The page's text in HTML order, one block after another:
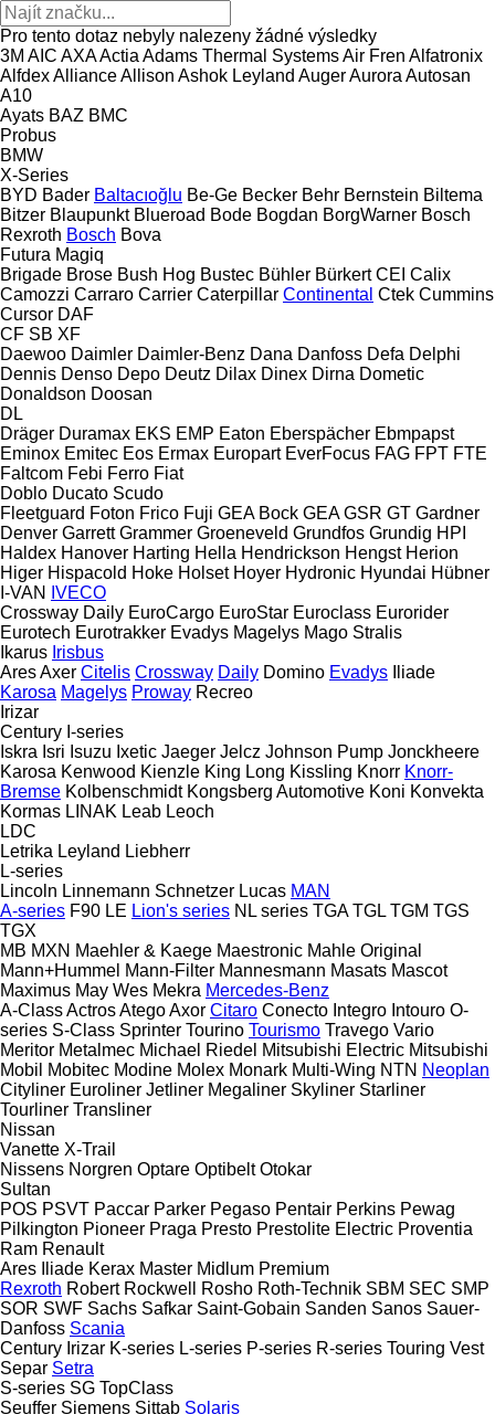
Pro tento dotaz nebyly nalezeny žádné výsledky
3M AIC AXAActia Adams Thermal SystemsAir Fren Alfatronix
AlfdexAllianceAllison Ashok Leyland AugerAurora Autosan
A10
Ayats BAZ BMC
Probus
BMW
X-Series
BYD Bader Baltacıoğlu Be-Ge Becker Behr Bernstein Biltema
Bitzer Blaupunkt Blueroad Bode Bogdan BorgWarner Bosch
Rexroth Bosch Bova
Futura Magiq
Brigade Brose Bush Hog Bustec Bühler Bürkert CEI Calix
Camozzi Carraro Carrier Caterpillar Continental Ctek Cummins
Cursor DAF
CF SB XF
Daewoo Daimler Daimler-Benz Dana Danfoss Defa Delphi
Dennis Denso Depo Deutz Dilax Dinex Dirna Dometic
Donaldson Doosan
DL
Dräger Duramax EKS EMP Eaton Eberspächer Ebmpapst
Eminox Emitec Eos Ermax Europart EverFocus FAG FPT FTE
Faltcom Febi Ferro Fiat
Doblo Ducato Scudo
Fleetguard Foton Frico Fuji GEA Bock GEA GSR GT Gardner
Denver Garrett Grammer Groeneveld Grundfos Grundig HPI
Haldex Hanover Harting Hella Hendrickson Hengst Herion
Higer Hispacold Hoke Holset Hoyer Hydronic Hyundai Hübner
I-VAN
IVECO
Crossway Daily EuroCargo EuroStar Euroclass Eurorider
Eurotech Eurotrakker Evadys Magelys Mago Stralis
Ikarus Irisbus
AresAxer Citelis Crossway Daily Domino Evadys
Iliade
Karosa Magelys Proway Recreo
Irizar
Century I-series
Iskra Isri Isuzu Ixetic Jaeger Jelcz Johnson Pump Jonckheere
Karosa Kenwood Kienzle King Long Kissling Knorr Knorr-
Bremse Kolbenschmidt Kongsberg Automotive Koni Konvekta
Kormas LINAK Leab Leoch
LDC
Letrika Leyland Liebherr
L-series
Lincoln Linnemann Schnetzer Lucas MAN
A-series F90 LE Lion's series NL series TGA TGL TGM TGS
TGX
MB MXN Maehler & Kaege Maestronic Mahle Original
Mann+Hummel Mann-Filter Mannesmann Masats Mascot
Maximus May Wes Mekra Mercedes-Benz
A-ClassActrosAtegoAxor Citaro Conecto Integro Intouro O-
series S-Class Sprinter Tourino Tourismo Travego Vario
Meritor Metalmec Michael Riedel Mitsubishi Electric Mitsubishi
Mobil
Mobitec Modine Molex Monark Multi-Wing NTN Neoplan
Cityliner Euroliner Jetliner Megaliner Skyliner Starliner
Tourliner Transliner
Nissan
Vanette X-Trail
Nissens Norgren Optare Optibelt Otokar
Sultan
POS PSVT Paccar Parker Pegaso Pentair Perkins Pewag
Pilkington Pioneer Praga Presto Prestolite Electric Proventia
Ram Renault
Ares
Iliade Kerax Master Midlum Premium
Rexroth Robert Rockwell Rosho Roth-Technik SBM SEC SMP
SOR SWF Sachs Safkar Saint-Gobain Sanden Sanos Sauer-
Danfoss Scania
Century Irizar K-series L-series P-series R-series Touring Vest
Separ Setra
S-series SG TopClass
Seuffer Siemens Sittab Solaris